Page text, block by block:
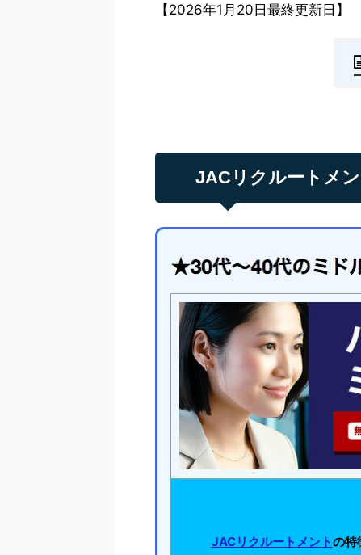
【2026年1月20日最終更新日】
JACリクルートメ
JACリクルートメントの特